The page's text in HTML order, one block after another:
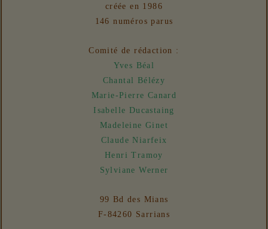
- Un euro ne fait pas le printemps
créée en 1986
146 numéros parus
Comité de rédaction :
Yves Béal
Chantal Bélézy
Marie-Pierre Canard
Isabelle Ducastaing
Madeleine Ginet
Claude Niarfeix
Henri Tramoy
Sylviane Werner
99 Bd des Mians
F-84260 Sarrians